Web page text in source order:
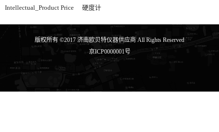
Intellectual_Product Price
硬度计
版权所有 ©2017 济南欧贝特仪器供应商 All Rights Reserved
京ICP0000001号